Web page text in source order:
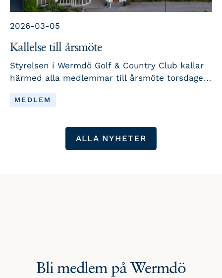
2026-03-05
Kallelse till årsmöte
Styrelsen i Wermdö Golf & Country Club kallar
härmed alla medlemmar till årsmöte torsdagen
den 7 maj 2026 kl. 18.00 i restaurangen i
klubbhuset. Välkommen att ta del av
och påverka klubbens fortsatta utveckling.
MEDLEM
LÄS MER
ALLA NYHETER
Bli medlem på Wermdö